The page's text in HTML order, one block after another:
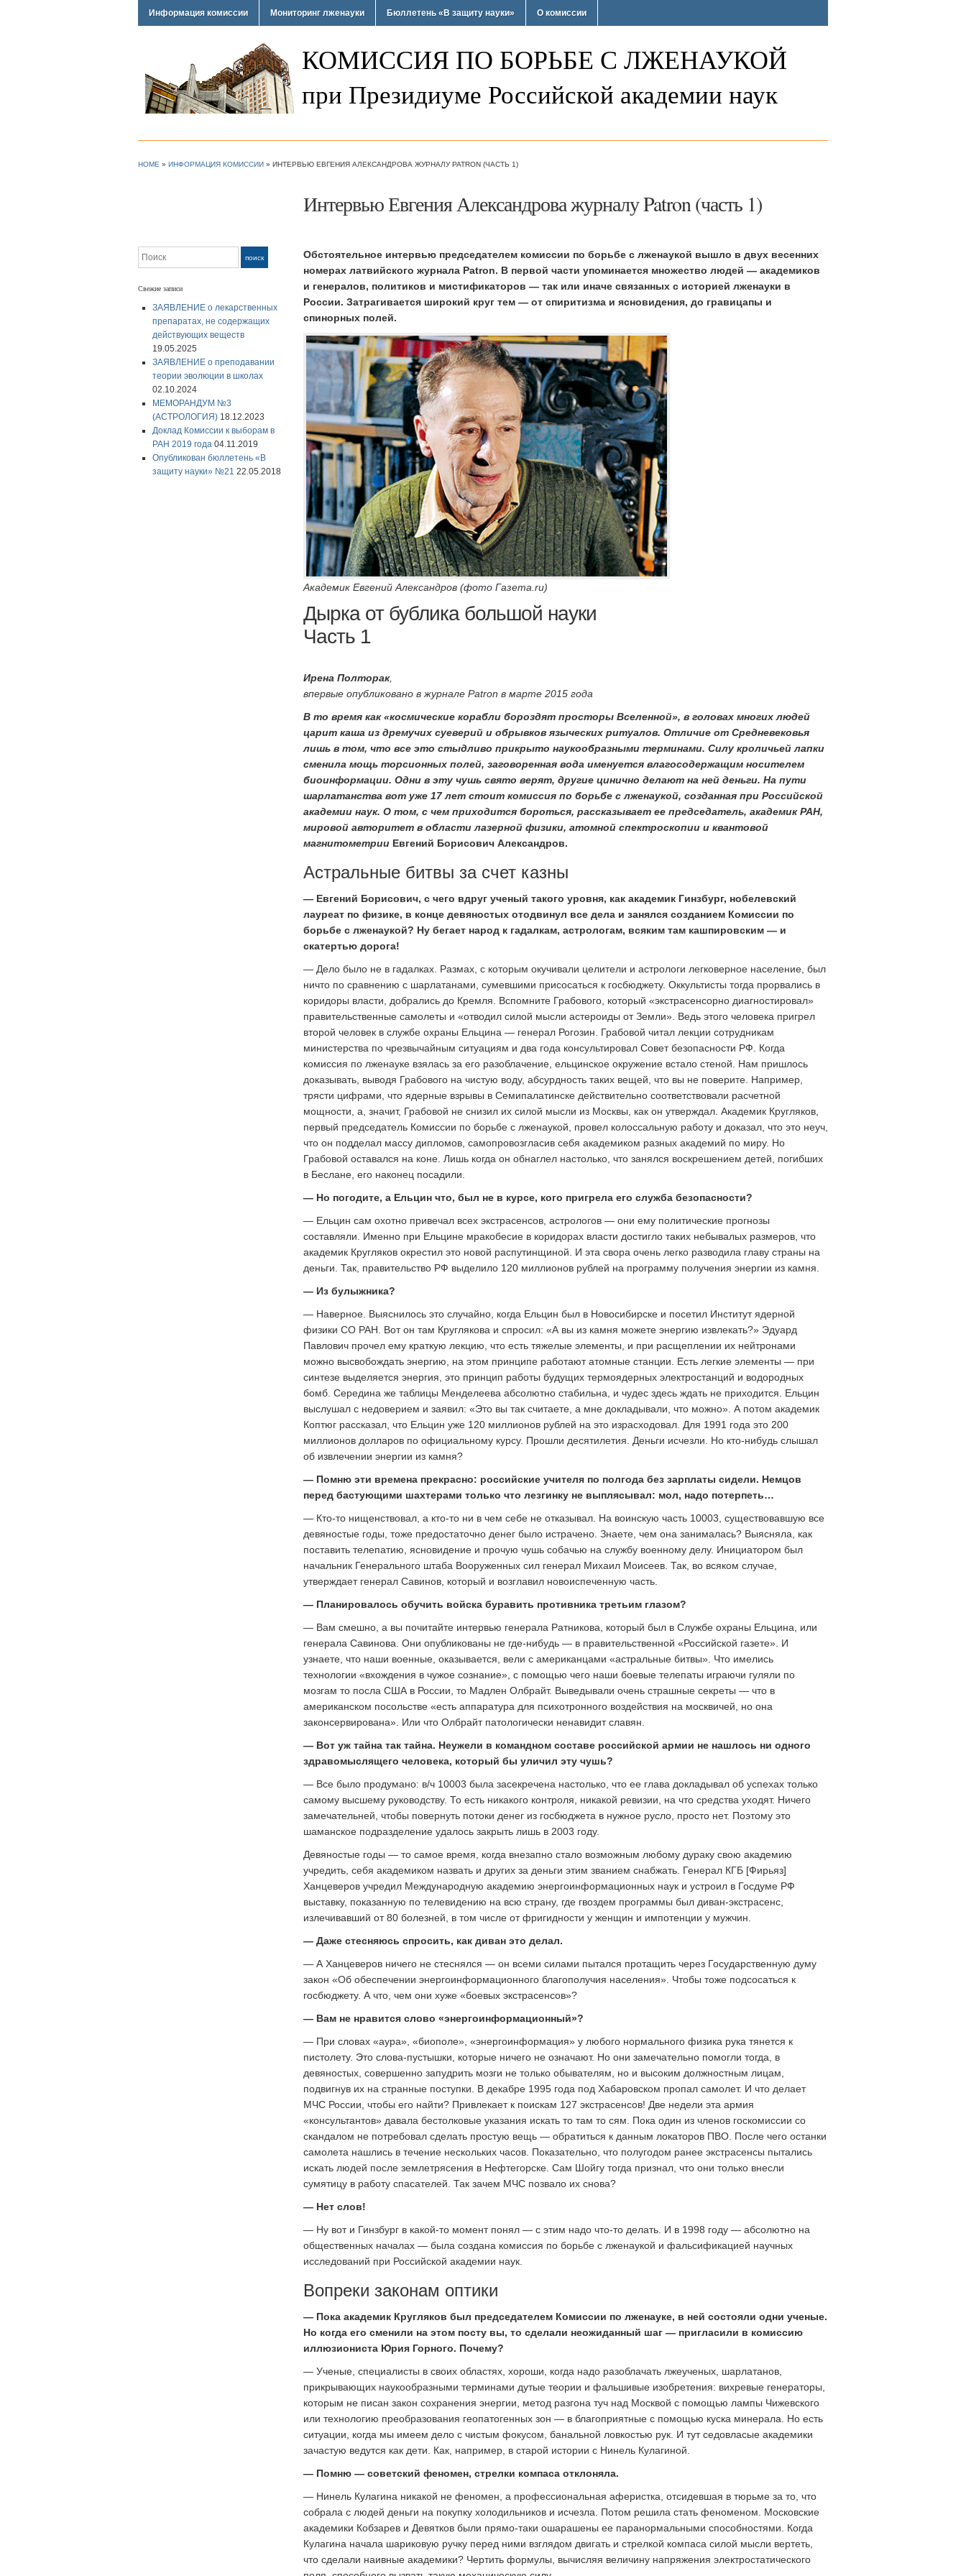
Информация комиссии Мониторинг лженауки Бюллетень «В защиту науки» О комиссии
КОМИССИЯ ПО БОРЬБЕ С ЛЖЕНАУКОЙ
при Президиуме Российской академии наук
HOME » ИНФОРМАЦИЯ КОМИССИИ » ИНТЕРВЬЮ ЕВГЕНИЯ АЛЕКСАНДРОВА ЖУРНАЛУ PATRON (ЧАСТЬ 1)
Интервью Евгения Александрова журналу Patron (часть 1)
Поиск поиск
Свежие записи
ЗАЯВЛЕНИЕ о лекарственных
препаратах, не содержащих
действующих веществ
19.05.2025
ЗАЯВЛЕНИЕ о преподавании
теории эволюции в школах
02.10.2024
МЕМОРАНДУМ №3
(АСТРОЛОГИЯ) 18.12.2023
Доклад Комиссии к выборам в
РАН 2019 года 04.11.2019
Опубликован бюллетень «В
защиту науки» №21 22.05.2018
Обстоятельное интервью председателем комиссии по борьбе с лженаукой вышло в двух весенних
номерах латвийского журнала Patron. В первой части упоминается множество людей — академиков
и генералов, политиков и мистификаторов — так или иначе связанных с историей лженауки в
России. Затрагивается широкий круг тем — от спиритизма и ясновидения, до гравицапы и
спинорных полей.
Академик Евгений Александров (фото Газета.ru)
Дырка от бублика большой науки
Часть 1
Ирена Полторак,
впервые опубликовано в журнале Patron в марте 2015 года
В то время как «космические корабли бороздят просторы Вселенной», в головах многих людей
царит каша из дремучих суеверий и обрывков языческих ритуалов. Отличие от Средневековья
лишь в том, что все это стыдливо прикрыто наукообразными терминами. Силу кроличьей лапки
сменила мощь торсионных полей, заговоренная вода именуется влагосодержащим носителем
биоинформации. Одни в эту чушь свято верят, другие цинично делают на ней деньги. На пути
шарлатанства вот уже 17 лет стоит комиссия по борьбе с лженаукой, созданная при Российской
академии наук. О том, с чем приходится бороться, рассказывает ее председатель, академик РАН,
мировой авторитет в области лазерной физики, атомной спектроскопии и квантовой
магнитометрии Евгений Борисович Александров.
Астральные битвы за счет казны
— Евгений Борисович, с чего вдруг ученый такого уровня, как академик Гинзбург, нобелевский
лауреат по физике, в конце девяностых отодвинул все дела и занялся созданием Комиссии по
борьбе с лженаукой? Ну бегает народ к гадалкам, астрологам, всяким там кашпировским — и
скатертью дорога!
— Дело было не в гадалках. Размах, с которым окучивали целители и астрологи легковерное население, был
ничто по сравнению с шарлатанами, сумевшими присосаться к госбюджету. Оккультисты тогда прорвались в
коридоры власти, добрались до Кремля. Вспомните Грабового, который «экстрасенсорно диагностировал»
правительственные самолеты и «отводил силой мысли астероиды от Земли». Ведь этого человека пригрел
второй человек в службе охраны Ельцина — генерал Рогозин. Грабовой читал лекции сотрудникам
министерства по чрезвычайным ситуациям и два года консультировал Совет безопасности РФ. Когда
комиссия по лженауке взялась за его разоблачение, ельцинское окружение встало стеной. Нам пришлось
доказывать, выводя Грабового на чистую воду, абсурдность таких вещей, что вы не поверите. Например,
трясти цифрами, что ядерные взрывы в Семипалатинске действительно соответствовали расчетной
мощности, а, значит, Грабовой не снизил их силой мысли из Москвы, как он утверждал. Академик Кругляков,
первый председатель Комиссии по борьбе с лженаукой, провел колоссальную работу и доказал, что это неуч,
что он подделал массу дипломов, самопровозгласив себя академиком разных академий по миру. Но
Грабовой оставался на коне. Лишь когда он обнаглел настолько, что занялся воскрешением детей, погибших
в Беслане, его наконец посадили.
— Но погодите, а Ельцин что, был не в курсе, кого пригрела его служба безопасности?
— Ельцин сам охотно привечал всех экстрасенсов, астрологов — они ему политические прогнозы
составляли. Именно при Ельцине мракобесие в коридорах власти достигло таких небывалых размеров, что
академик Кругляков окрестил это новой распутинщиной. И эта свора очень легко разводила главу страны на
деньги. Так, правительство РФ выделило 120 миллионов рублей на программу получения энергии из камня.
— Из булыжника?
— Наверное. Выяснилось это случайно, когда Ельцин был в Новосибирске и посетил Институт ядерной
физики СО РАН. Вот он там Круглякова и спросил: «А вы из камня можете энергию извлекать?» Эдуард
Павлович прочел ему краткую лекцию, что есть тяжелые элементы, и при расщеплении их нейтронами
можно высвобождать энергию, на этом принципе работают атомные станции. Есть легкие элементы — при
синтезе выделяется энергия, это принцип работы будущих термоядерных электростанций и водородных
бомб. Середина же таблицы Менделеева абсолютно стабильна, и чудес здесь ждать не приходится. Ельцин
выслушал с недоверием и заявил: «Это вы так считаете, а мне докладывали, что можно». А потом академик
Коптюг рассказал, что Ельцин уже 120 миллионов рублей на это израсходовал. Для 1991 года это 200
миллионов долларов по официальному курсу. Прошли десятилетия. Деньги исчезли. Но кто-нибудь слышал
об извлечении энергии из камня?
— Помню эти времена прекрасно: российские учителя по полгода без зарплаты сидели. Немцов
перед бастующими шахтерами только что лезгинку не выплясывал: мол, надо потерпеть…
— Кто-то нищенствовал, а кто-то ни в чем себе не отказывал. На воинскую часть 10003, существовавшую все
девяностые годы, тоже предостаточно денег было истрачено. Знаете, чем она занималась? Выясняла, как
поставить телепатию, ясновидение и прочую чушь собачью на службу военному делу. Инициатором был
начальник Генерального штаба Вооруженных сил генерал Михаил Моисеев. Так, во всяком случае,
утверждает генерал Савинов, который и возглавил новоиспеченную часть.
— Планировалось обучить войска буравить противника третьим глазом?
— Вам смешно, а вы почитайте интервью генерала Ратникова, который был в Службе охраны Ельцина, или
генерала Савинова. Они опубликованы не где-нибудь — в правительственной «Российской газете». И
узнаете, что наши военные, оказывается, вели с американцами «астральные битвы». Что имелись
технологии «вхождения в чужое сознание», с помощью чего наши боевые телепаты играючи гуляли по
мозгам то посла США в России, то Мадлен Олбрайт. Выведывали очень страшные секреты — что в
американском посольстве «есть аппаратура для психотронного воздействия на москвичей, но она
законсервирована». Или что Олбрайт патологически ненавидит славян.
— Вот уж тайна так тайна. Неужели в командном составе российской армии не нашлось ни одного
здравомыслящего человека, который бы уличил эту чушь?
— Все было продумано: в/ч 10003 была засекречена настолько, что ее глава докладывал об успехах только
самому высшему руководству. То есть никакого контроля, никакой ревизии, на что средства уходят. Ничего
замечательней, чтобы повернуть потоки денег из госбюджета в нужное русло, просто нет. Поэтому это
шаманское подразделение удалось закрыть лишь в 2003 году.
Девяностые годы — то самое время, когда внезапно стало возможным любому дураку свою академию
учредить, себя академиком назвать и других за деньги этим званием снабжать. Генерал КГБ [Фирьяз]
Ханцеверов учредил Международную академию энергоинформационных наук и устроил в Госдуме РФ
выставку, показанную по телевидению на всю страну, где гвоздем программы был диван-экстрасенс,
излечивавший от 80 болезней, в том числе от фригидности у женщин и импотенции у мужчин.
— Даже стесняюсь спросить, как диван это делал.
— А Ханцеверов ничего не стеснялся — он всеми силами пытался протащить через Государственную думу
закон «Об обеспечении энергоинформационного благополучия населения». Чтобы тоже подсосаться к
госбюджету. А что, чем они хуже «боевых экстрасенсов»?
— Вам не нравится слово «энергоинформационный»?
— При словах «аура», «биополе», «энергоинформация» у любого нормального физика рука тянется к
пистолету. Это слова-пустышки, которые ничего не означают. Но они замечательно помогли тогда, в
девяностых, совершенно запудрить мозги не только обывателям, но и высоким должностным лицам,
подвигнув их на странные поступки. В декабре 1995 года под Хабаровском пропал самолет. И что делает
МЧС России, чтобы его найти? Привлекает к поискам 127 экстрасенсов! Две недели эта армия
«консультантов» давала бестолковые указания искать то там то сям. Пока один из членов госкомиссии со
скандалом не потребовал сделать простую вещь — обратиться к данным локаторов ПВО. После чего останки
самолета нашлись в течение нескольких часов. Показательно, что полугодом ранее экстрасенсы пытались
искать людей после землетрясения в Нефтегорске. Сам Шойгу тогда признал, что они только внесли
сумятицу в работу спасателей. Так зачем МЧС позвало их снова?
— Нет слов!
— Ну вот и Гинзбург в какой-то момент понял — с этим надо что-то делать. И в 1998 году — абсолютно на
общественных началах — была создана комиссия по борьбе с лженаукой и фальсификацией научных
исследований при Российской академии наук.
Вопреки законам оптики
— Пока академик Кругляков был председателем Комиссии по лженауке, в ней состояли одни ученые.
Но когда его сменили на этом посту вы, то сделали неожиданный шаг — пригласили в комиссию
иллюзиониста Юрия Горного. Почему?
— Ученые, специалисты в своих областях, хороши, когда надо разоблачать лжеученых, шарлатанов,
прикрывающих наукообразными терминами дутые теории и фальшивые изобретения: вихревые генераторы,
которым не писан закон сохранения энергии, метод разгона туч над Москвой с помощью лампы Чижевского
или технологию преобразования геопатогенных зон — в благоприятные с помощью куска минерала. Но есть
ситуации, когда мы имеем дело с чистым фокусом, банальной ловкостью рук. И тут седовласые академики
зачастую ведутся как дети. Как, например, в старой истории с Нинель Кулагиной.
— Помню — советский феномен, стрелки компаса отклоняла.
— Нинель Кулагина никакой не феномен, а профессиональная аферистка, отсидевшая в тюрьме за то, что
собрала с людей деньги на покупку холодильников и исчезла. Потом решила стать феноменом. Московские
академики Кобзарев и Девятков были прямо-таки ошарашены ее паранормальными способностями. Когда
Кулагина начала шариковую ручку перед ними взглядом двигать и стрелкой компаса силой мысли вертеть,
что сделали наивные академики? Чертить формулы, вычисляя величину напряжения электростатического